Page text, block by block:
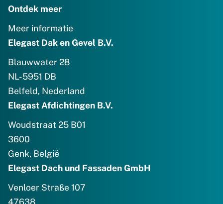
Ontdek meer
Meer informatie
Elegast Dak en Gevel B.V.
Blauwwater 28
NL-5951 DB
Belfeld, Nederland
Elegast Afdichtingen B.V.
Woudstraat 25 B01
3600
Genk, België
Elegast Dach und Fassaden GmbH
Venloer Straße 107
47638